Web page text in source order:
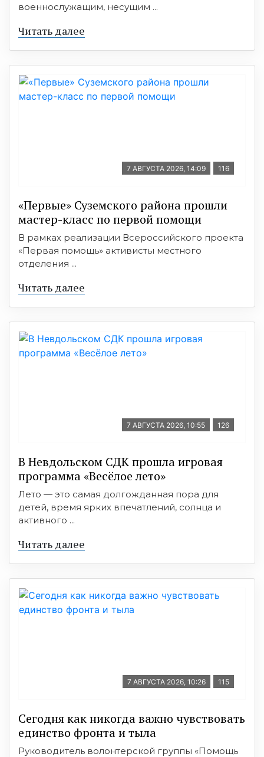
военнослужащим, несущим ...
Читать далее
7 АВГУСТА 2026, 14:09 116
«Первые» Суземского района прошли
мастер-класс по первой помощи
В рамках реализации Всероссийского проекта
«Первая помощь» активисты местного
отделения ...
Читать далее
7 АВГУСТА 2026, 10:55 126
В Невдольском СДК прошла игровая
программа «Весёлое лето»
Лето — это самая долгожданная пора для
детей, время ярких впечатлений, солнца и
активного ...
Читать далее
7 АВГУСТА 2026, 10:26 115
Сегодня как никогда важно чувствовать
единство фронта и тыла
Руководитель волонтерской группы «Помощь